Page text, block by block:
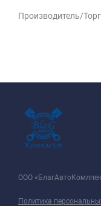
Производитель/
ООО
Политика